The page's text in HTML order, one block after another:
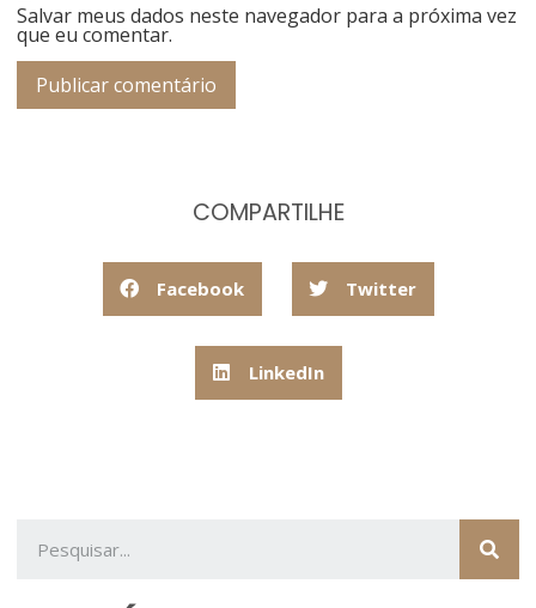
Salvar meus dados neste navegador para a próxima vez
que eu comentar.
COMPARTILHE
Facebook Twitter
LinkedIn